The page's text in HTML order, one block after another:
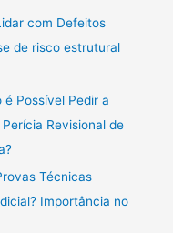
com Defeitos
de risco estrutural
é Possível Pedir a
Perícia Revisional de
Técnicas
Importância no